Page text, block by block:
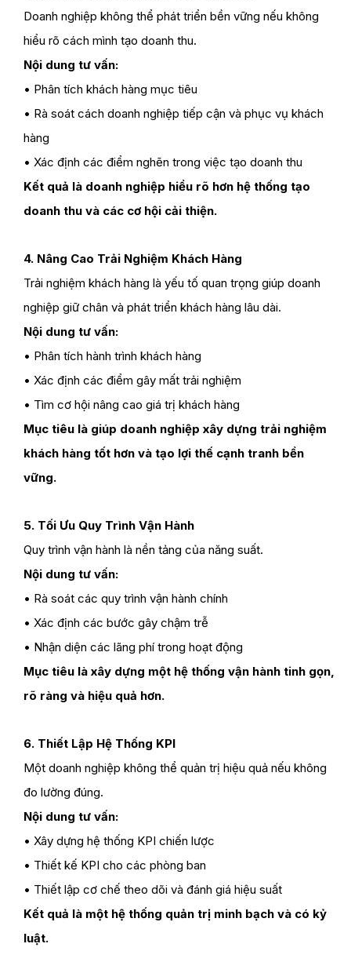
Doanh nghiệp không thể phát triển bền vững nếu không
hiểu rõ cách mình tạo doanh thu.
Nội dung tư vấn:
• Phân tích khách hàng mục tiêu
• Rà soát cách doanh nghiệp tiếp cận và phục vụ khách
hàng
• Xác định các điểm nghẽn trong việc tạo doanh thu
Kết quả là doanh nghiệp hiểu rõ hơn hệ thống tạo
doanh thu và các cơ hội cải thiện.
4. Nâng Cao Trải Nghiệm Khách Hàng
Trải nghiệm khách hàng là yếu tố quan trọng giúp doanh
nghiệp giữ chân và phát triển khách hàng lâu dài.
Nội dung tư vấn:
• Phân tích hành trình khách hàng
• Xác định các điểm gây mất trải nghiệm
• Tìm cơ hội nâng cao giá trị khách hàng
Mục tiêu là giúp doanh nghiệp xây dựng trải nghiệm
khách hàng tốt hơn và tạo lợi thế cạnh tranh bền
vững.
5. Tối Ưu Quy Trình Vận Hành
Quy trình vận hành là nền tảng của năng suất.
Nội dung tư vấn:
• Rà soát các quy trình vận hành chính
• Xác định các bước gây chậm trễ
• Nhận diện các lãng phí trong hoạt động
Mục tiêu là xây dựng một hệ thống vận hành tinh gọn,
rõ ràng và hiệu quả hơn.
6. Thiết Lập Hệ Thống KPI
Một doanh nghiệp không thể quản trị hiệu quả nếu không
đo lường đúng.
Nội dung tư vấn:
• Xây dựng hệ thống KPI chiến lược
• Thiết kế KPI cho các phòng ban
• Thiết lập cơ chế theo dõi và đánh giá hiệu suất
Kết quả là một hệ thống quản trị minh bạch và có kỷ
luật.